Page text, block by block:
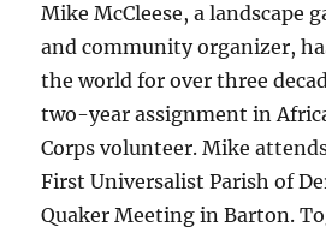
Mike McCleese, a landscape
and community organizer,
the world for over three
two-year assignment in Africa
Corps volunteer. Mike
First Universalist Parish of
Quaker Meeting in Barton.